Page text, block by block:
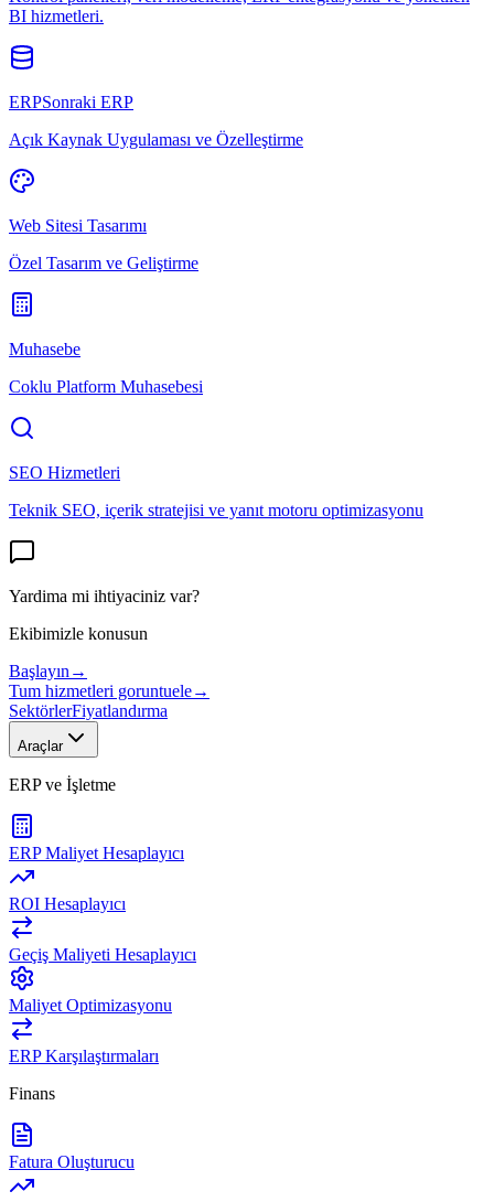
BI hizmetleri.
ERPSonraki ERP
Açık Kaynak Uygulaması ve Özelleştirme
Web Sitesi Tasarımı
Özel Tasarım ve Geliştirme
Muhasebe
Coklu Platform Muhasebesi
SEO Hizmetleri
Teknik SEO, içerik stratejisi ve yanıt motoru optimizasyonu
Yardima mi ihtiyaciniz var?
Ekibimizle konusun
Başlayın →
Tum hizmetleri goruntuele→
SektörlerFiyatlandırma
Araçlar
ERP ve İşletme
ERP Maliyet Hesaplayıcı
ROI Hesaplayıcı
Geçiş Maliyeti Hesaplayıcı
Maliyet Optimizasyonu
ERP Karşılaştırmaları
Finans
Fatura Oluşturucu